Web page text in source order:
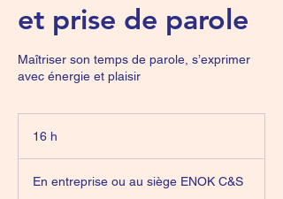
et prise de parole
Maîtriser son temps de parole, s’exprimer
avec énergie et plaisir
16 h
En entreprise ou au siège ENOK C&S